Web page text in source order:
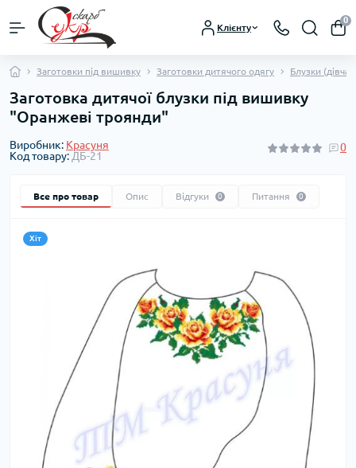
Клієнту
0
Заготовки під вишивку Заготовки дитячого одягу Блузки
Заготовка дитячої блузки під вишивку
"Оранжеві троянди"
Виробник: Красуня
Код товару:ДБ-21
0
Все про товар Опис Відгуки 0 Питання 0
Хіт